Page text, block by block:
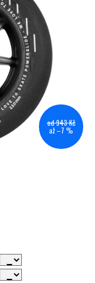
od 943 Kč
až –7 %